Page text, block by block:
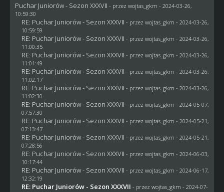
Puchar Juniorów - Sezon XXXVII - przez wojtas_gkm - 2024-03-26,
10:59:30
RE: Puchar Juniorów - Sezon XXXVII - przez wojtas_gkm - 2024-03-26,
10:59:59
RE: Puchar Juniorów - Sezon XXXVII - przez wojtas_gkm - 2024-03-26,
11:00:35
RE: Puchar Juniorów - Sezon XXXVII - przez wojtas_gkm - 2024-03-26,
11:01:49
RE: Puchar Juniorów - Sezon XXXVII - przez wojtas_gkm - 2024-03-26,
11:02:17
RE: Puchar Juniorów - Sezon XXXVII - przez wojtas_gkm - 2024-03-26,
11:02:30
RE: Puchar Juniorów - Sezon XXXVII - przez wojtas_gkm - 2024-05-07,
07:57:30
RE: Puchar Juniorów - Sezon XXXVII - przez wojtas_gkm - 2024-05-21,
07:13:47
RE: Puchar Juniorów - Sezon XXXVII - przez wojtas_gkm - 2024-05-21,
07:28:56
RE: Puchar Juniorów - Sezon XXXVII - przez wojtas_gkm - 2024-06-03,
10:17:44
RE: Puchar Juniorów - Sezon XXXVII - przez wojtas_gkm - 2024-06-17,
12:32:19
RE: Puchar Juniorów - Sezon XXXVII - przez wojtas_gkm - 2024-07-